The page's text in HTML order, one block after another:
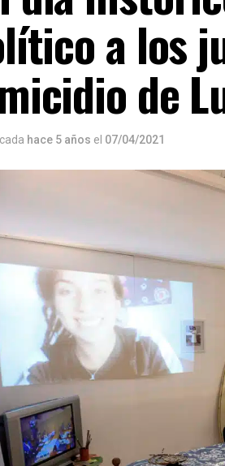
a los
de
hace 5 años el 07/04/2021